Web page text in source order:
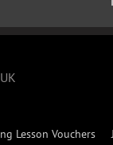
Lesson Vouchers